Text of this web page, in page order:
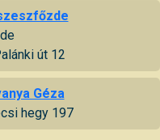
út 12
Géza
hegy 197